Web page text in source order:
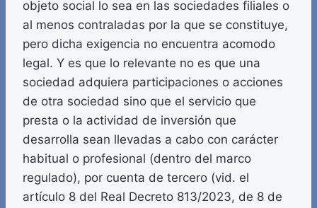
objeto social lo sea en las sociedades filiales o
al menos contraladas por la que se constituye,
pero dicha exigencia no encuentra acomodo
legal. Y es que lo relevante no es que una
sociedad adquiera participaciones o acciones
de otra sociedad sino que el servicio que
presta o la actividad de inversión que
desarrolla sean llevadas a cabo con carácter
habitual o profesional (dentro del marco
regulado), por cuenta de tercero (vid. el
artículo 8 del Real Decreto 813/2023, de 8 de